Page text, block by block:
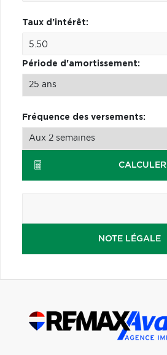
Taux d'intérêt:
Période d'amortissement:
Fréquence des versements:
CALCULER
NOTE LÉGALE